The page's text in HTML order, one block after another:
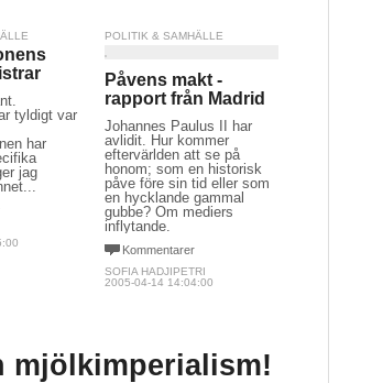
tyldigt var
har
jag
POLITIK & SAMHÄLLE
Påvens makt -
rapport från Madrid
Johannes Paulus II har
avlidit. Hur kommer
eftervärlden att se på
honom; som en historisk
påve före sin tid eller som
en hycklande gammal
gubbe? Om mediers
inflytande.
Kommentarer
SOFIA HADJIPETRI
2005-04-14 14:04:00
mjölkimperialism!